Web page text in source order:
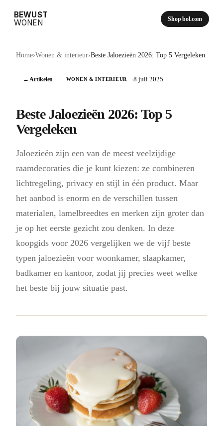
BEWUST
WONEN
Shop bol.com
Home›Wonen & interieur›Beste Jaloezieën 2026: Top 5 Vergeleken
← Artikelen · WONEN & INTERIEUR ·8 juli 2025
Beste Jaloezieën 2026: Top 5
Vergeleken
Jaloezieën zijn een van de meest veelzijdige
raamdecoraties die je kunt kiezen: ze combineren
lichtregeling, privacy en stijl in één product. Maar
het aanbod is enorm en de verschillen tussen
materialen, lamelbreedtes en merken zijn groter dan
je op het eerste gezicht zou denken. In deze
koopgids voor 2026 vergelijken we de vijf beste
typen jaloezieën voor woonkamer, slaapkamer,
badkamer en kantoor, zodat jij precies weet welke
het beste bij jouw situatie past.